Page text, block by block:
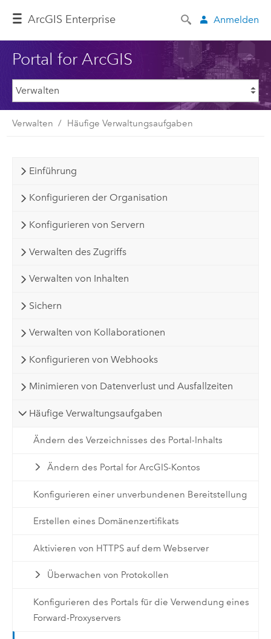
ArcGIS Enterprise Anmelden
Portal for ArcGIS
Verwalten Häufige Verwaltungsaufgaben
Einführung
Konfigurieren der Organisation
Konfigurieren von Servern
Verwalten des Zugriffs
Verwalten von Inhalten
Sichern
Verwalten von Kollaborationen
Konfigurieren von Webhooks
Minimieren von Datenverlust und Ausfallzeiten
Häufige Verwaltungsaufgaben
Ändern des Verzeichnisses des Portal-Inhalts
Ändern des Portal for ArcGIS-Kontos
Konfigurieren einer unverbundenen Bereitstellung
Erstellen eines Domänenzertifikats
Aktivieren von HTTPS auf dem Webserver
Überwachen von Protokollen
Konfigurieren des Portals für die Verwendung eines
Forward-Proxyservers